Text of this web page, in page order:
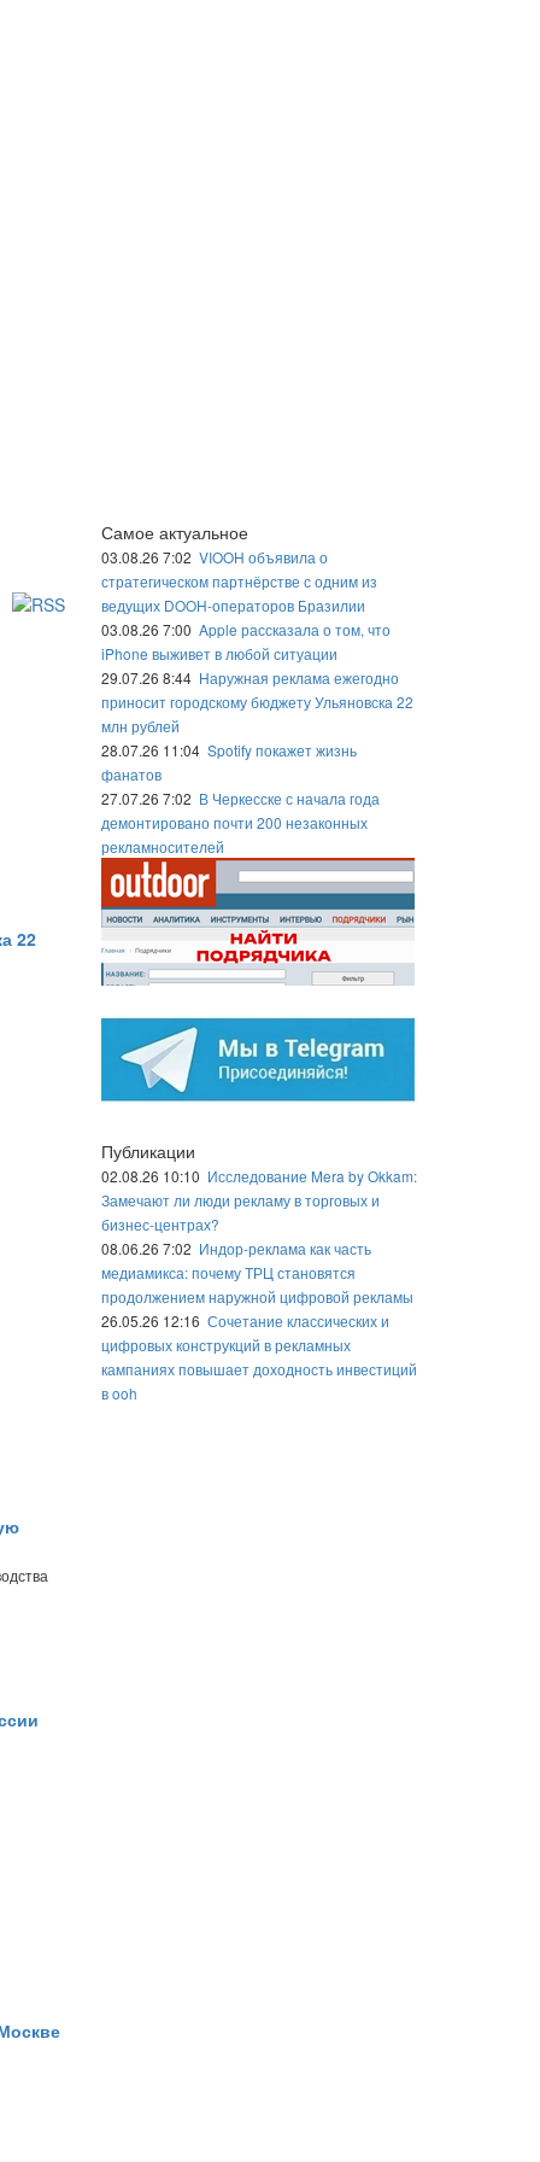
22
Самое актуальное
03.08.26 7:02 VIOOH объявила о
стратегическом партнёрстве с одним из
ведущих DOOH-операторов Бразилии
03.08.26 7:00 Apple рассказала о том, что
iPhone выживет в любой ситуации
29.07.26 8:44 Наружная реклама ежегодно
приносит городскому бюджету Ульяновска 22
млн рублей
28.07.26 11:04 Spotify покажет жизнь
фанатов
27.07.26 7:02 В Черкесске с начала года
демонтировано почти 200 незаконных
рекламносителей
Публикации
02.08.26 10:10 Исследование Mera by Okkam:
Замечают ли люди рекламу в торговых и
бизнес-центрах?
08.06.26 7:02 Индор-реклама как часть
медиамикса: почему ТРЦ становятся
продолжением наружной цифровой рекламы
26.05.26 12:16 Сочетание классических и
цифровых конструкций в рекламных
кампаниях повышает доходность инвестиций
в ooh